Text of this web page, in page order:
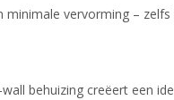
minimale vervorming –
behuizing creëert een